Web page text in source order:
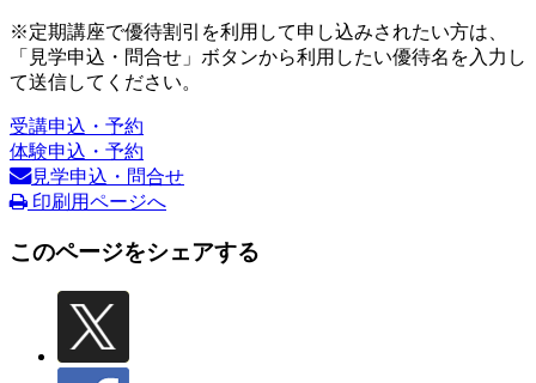
※定期講座で優待割引を利用して申し込みされたい方は、
「見学申込・問合せ」ボタンから利用したい優待名を入力し
て送信してください。
受講申込・予約
体験申込・予約
見学申込・問合せ
印刷用ページへ
このページをシェアする